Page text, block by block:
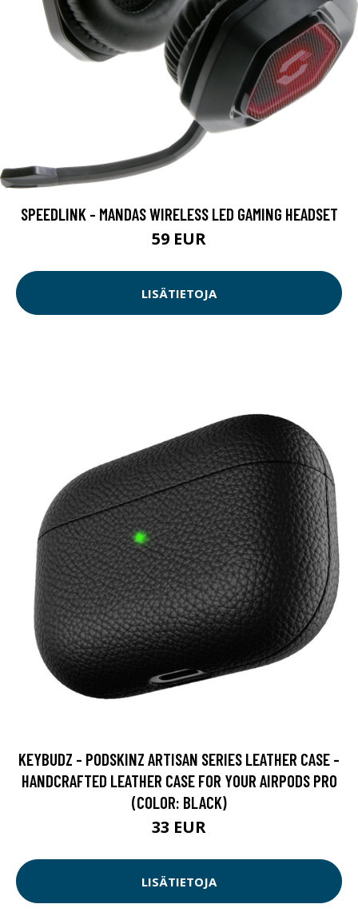
SPEEDLINK - MANDAS WIRELESS LED GAMING HEADSET
59 EUR
LISÄTIETOJA
KEYBUDZ - PODSKINZ ARTISAN SERIES LEATHER CASE -
HANDCRAFTED LEATHER CASE FOR YOUR AIRPODS PRO
(COLOR: BLACK)
33 EUR
LISÄTIETOJA